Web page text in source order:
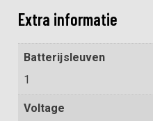
Extra informatie
Batterijsleuven
1
Voltage